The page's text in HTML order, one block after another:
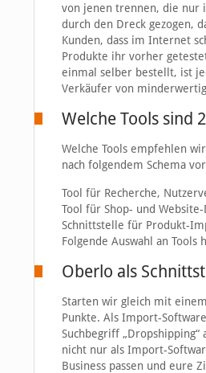
von jenen trennen, die nur
durch den Dreck gezogen,
Kunden, dass im Internet
Produkte ihr vorher
einmal selber bestellt, ist
Verkäufer von
Welche Tools sind
Welche Tools empfehlen
nach folgendem Schema
Tool für Recherche,
Tool für Shop- und Website-
Schnittstelle für Produkt-
Folgende Auswahl an
Oberlo als
Starten wir gleich mit
Punkte. Als Import-
Suchbegriff
nicht nur als Import-
Business passen und eure